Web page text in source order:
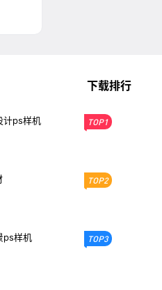
计ps样机
ps样机
下载排行
TOP1
TOP2
TOP3